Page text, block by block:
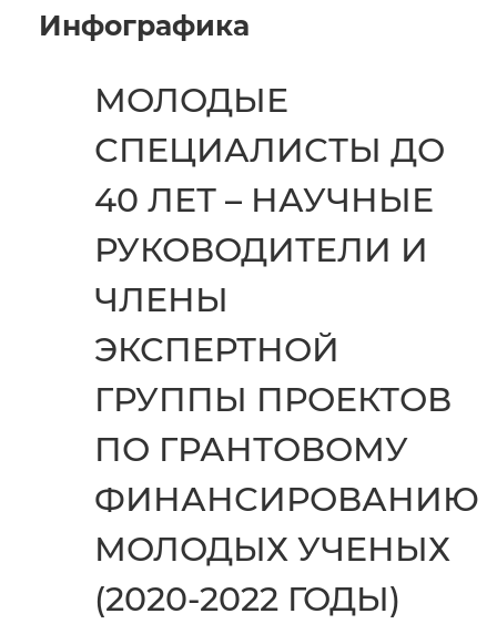
Инфографика
МОЛОДЫЕ
СПЕЦИАЛИСТЫ ДО
40 ЛЕТ – НАУЧНЫЕ
РУКОВОДИТЕЛИ И
ЧЛЕНЫ
ЭКСПЕРТНОЙ
ГРУППЫ ПРОЕКТОВ
ПО ГРАНТОВОМУ
ФИНАНСИРОВАНИЮ
МОЛОДЫХ УЧЕНЫХ
(2020-2022 ГОДЫ)